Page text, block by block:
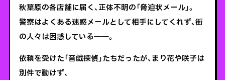
秋葉原の各店舗に届く、正体不明の「脅迫状メール」。
警察はよくある迷惑メールとして相手にしてくれず、街
の人々は困惑している――。
依頼を受けた「音戯探偵」たちだったが、まり花や咲子は
別件で動けず、